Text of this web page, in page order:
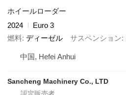
ホイールローダー
2024
Euro 3
燃料 ディーゼル サスペンション
中国, Hefei Anhui
Sancheng Machinery Co., LTD